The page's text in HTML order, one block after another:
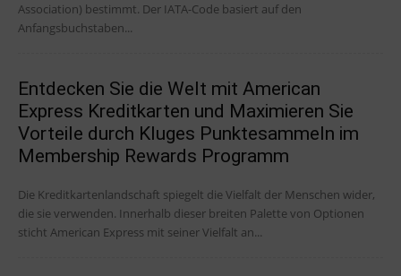
Association) bestimmt. Der IATA-Code basiert auf den
Anfangsbuchstaben...
Entdecken Sie die Welt mit American
Express Kreditkarten und Maximieren Sie
Vorteile durch Kluges Punktesammeln im
Membership Rewards Programm
Die Kreditkartenlandschaft spiegelt die Vielfalt der Menschen wider,
die sie verwenden. Innerhalb dieser breiten Palette von Optionen
sticht American Express mit seiner Vielfalt an...